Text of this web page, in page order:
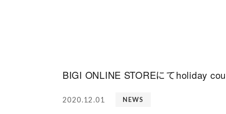
BIGI ONLINE STOREにてholiday
2020.12.01 NEWS